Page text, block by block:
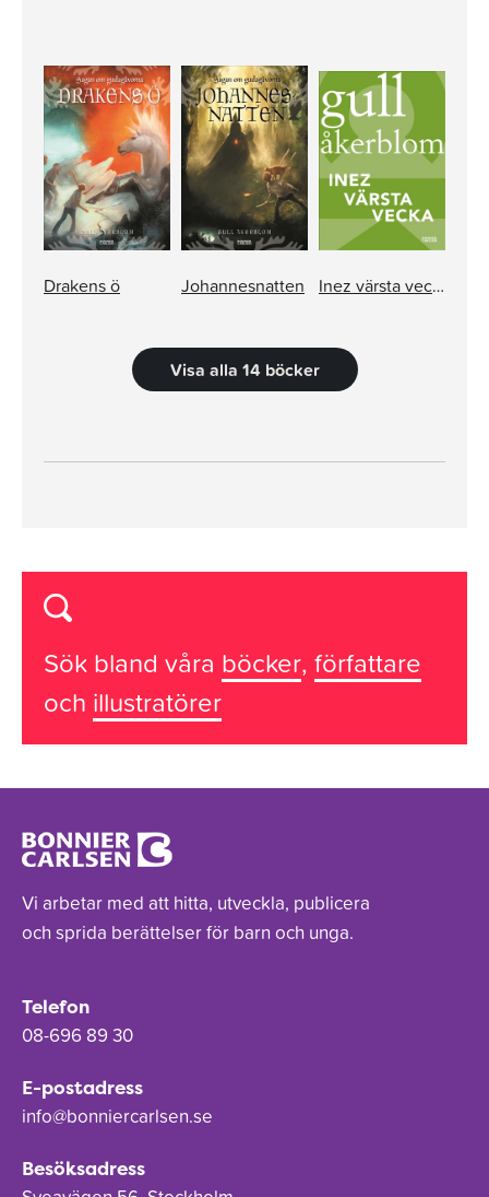
Drakens ö Johannesnatten Inez värsta vecka
Visa alla 14 böcker
Sök bland våra böcker, författare
och illustratörer
Vi arbetar med att hitta, utveckla, publicera
och sprida berättelser för barn och unga.
Telefon
08-696 89 30
E-postadress
info@bonniercarlsen.se
Besöksadress